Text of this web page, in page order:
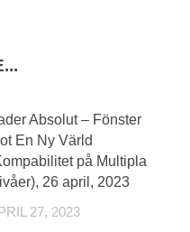
Absolut – Fönster
En Ny Värld
på Multipla
26 april, 2023
27, 2023